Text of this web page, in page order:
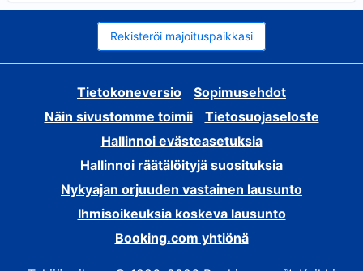
Rekisteröi majoituspaikkasi
Tietokoneversio
Sopimusehdot
Näin sivustomme toimii
Tietosuojaseloste
Hallinnoi evästeasetuksia
Hallinnoi räätälöityjä suosituksia
Nykyajan orjuuden vastainen lausunto
Ihmisoikeuksia koskeva lausunto
Booking.com yhtiönä